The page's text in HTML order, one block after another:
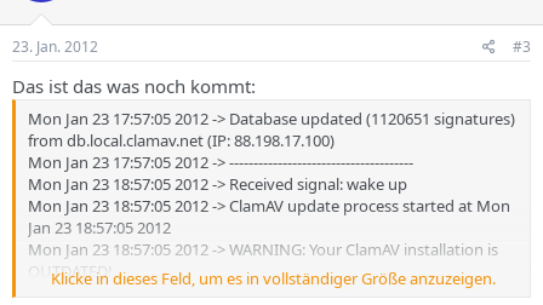
23. Jan. 2012 #3
Das ist das was noch kommt:
Mon Jan 23 17:57:05 2012 -> Database updated (1120651 signatures)
from db.local.clamav.net (IP: 88.198.17.100)
Mon Jan 23 17:57:05 2012 -> --------------------------------------
Mon Jan 23 18:57:05 2012 -> Received signal: wake up
Mon Jan 23 18:57:05 2012 -> ClamAV update process started at Mon
Jan 23 18:57:05 2012
Mon Jan 23 18:57:05 2012 -> WARNING: Your ClamAV installation is
OUTDATED!
Mon Jan 23 18:57:05 2012 -> WARNING: Local version: 0.97.2
Klicke in dieses Feld, um es in vollständiger Größe anzuzeigen.